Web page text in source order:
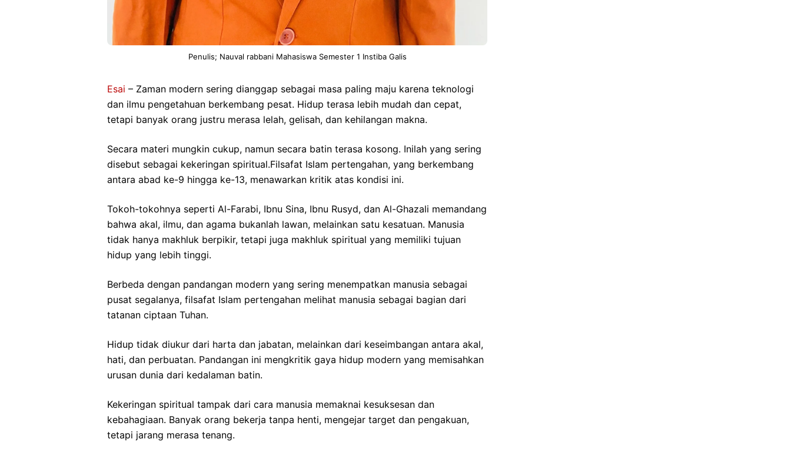
Penulis; Nauval rabbani Mahasiswa Semester 1 Instiba Galis
Esai – Zaman modern sering dianggap sebagai masa paling maju karena teknologi
dan ilmu pengetahuan berkembang pesat. Hidup terasa lebih mudah dan cepat,
tetapi banyak orang justru merasa lelah, gelisah, dan kehilangan makna.
Secara materi mungkin cukup, namun secara batin terasa kosong. Inilah yang sering
disebut sebagai kekeringan spiritual.Filsafat Islam pertengahan, yang berkembang
antara abad ke-9 hingga ke-13, menawarkan kritik atas kondisi ini.
Tokoh-tokohnya seperti Al-Farabi, Ibnu Sina, Ibnu Rusyd, dan Al-Ghazali memandang
bahwa akal, ilmu, dan agama bukanlah lawan, melainkan satu kesatuan. Manusia
tidak hanya makhluk berpikir, tetapi juga makhluk spiritual yang memiliki tujuan
hidup yang lebih tinggi.
Berbeda dengan pandangan modern yang sering menempatkan manusia sebagai
pusat segalanya, filsafat Islam pertengahan melihat manusia sebagai bagian dari
tatanan ciptaan Tuhan.
Hidup tidak diukur dari harta dan jabatan, melainkan dari keseimbangan antara akal,
hati, dan perbuatan. Pandangan ini mengkritik gaya hidup modern yang memisahkan
urusan dunia dari kedalaman batin.
Kekeringan spiritual tampak dari cara manusia memaknai kesuksesan dan
kebahagiaan. Banyak orang bekerja tanpa henti, mengejar target dan pengakuan,
tetapi jarang merasa tenang.